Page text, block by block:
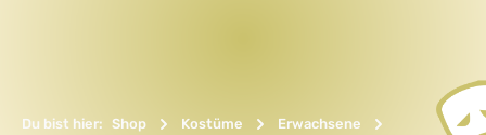
Du bist hier: Shop Kostüme
Erwachsene